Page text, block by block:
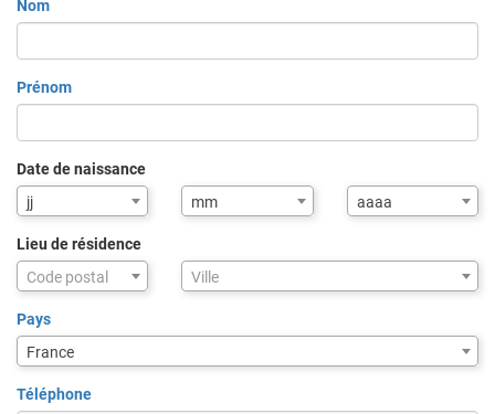
Nom
Prénom
Date de naissance
jj
mm aaaa
Lieu de résidence
Assistance
de
saisie
pour
la
via
Code postal Ville
Pays
France
Téléphone